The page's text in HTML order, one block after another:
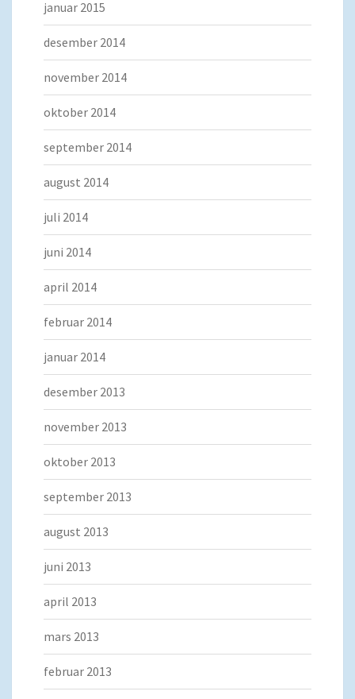
januar 2015
desember 2014
november 2014
oktober 2014
september 2014
august 2014
juli 2014
juni 2014
april 2014
februar 2014
januar 2014
desember 2013
november 2013
oktober 2013
september 2013
august 2013
juni 2013
april 2013
mars 2013
februar 2013